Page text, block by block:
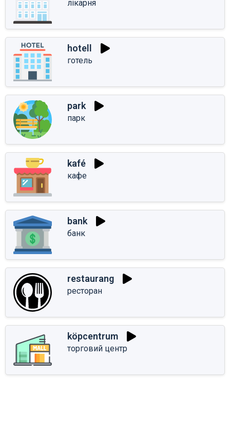
лікарня
hotell
готель
park
парк
kafé
кафе
bank
банк
restaurang
ресторан
köpcentrum
торговий центр